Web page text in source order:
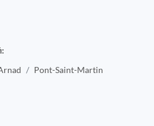
Pont-Saint-Martin